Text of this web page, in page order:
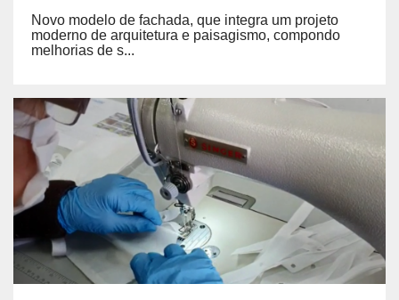
Novo modelo de fachada, que integra um projeto
moderno de arquitetura e paisagismo, compondo
melhorias de s...